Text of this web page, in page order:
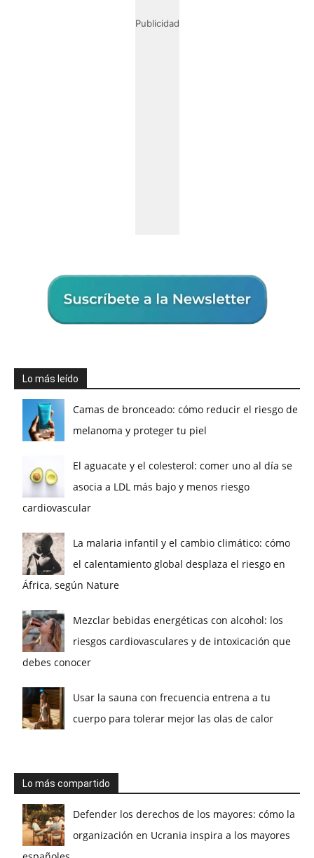
Publicidad
Lo más leído
Camas de bronceado: cómo reducir el riesgo de
melanoma y proteger tu piel
El aguacate y el colesterol: comer uno al día se
asocia a LDL más bajo y menos riesgo
cardiovascular
La malaria infantil y el cambio climático: cómo
el calentamiento global desplaza el riesgo en
África, según Nature
Mezclar bebidas energéticas con alcohol: los
riesgos cardiovasculares y de intoxicación que
debes conocer
Usar la sauna con frecuencia entrena a tu
cuerpo para tolerar mejor las olas de calor
Lo más compartido
Defender los derechos de los mayores: cómo la
organización en Ucrania inspira a los mayores